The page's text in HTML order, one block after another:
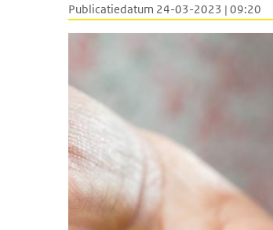
Publicatiedatum 24-03-2023 | 09:20